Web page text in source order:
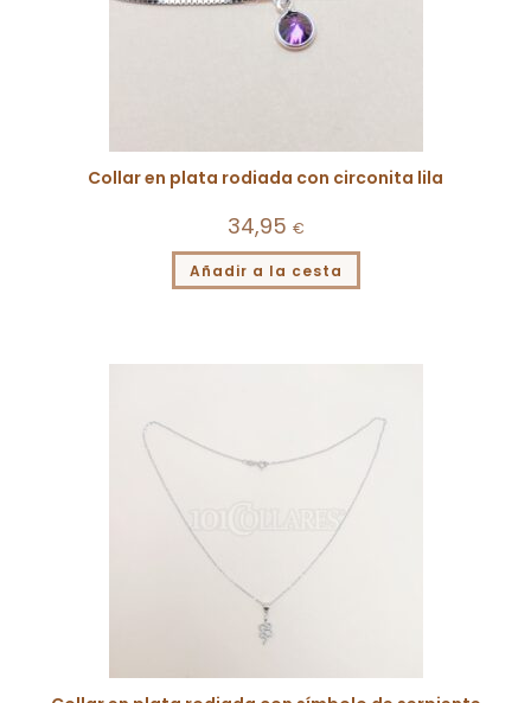
Collar en plata rodiada con circonita lila
34,95 €
Añadir a la cesta